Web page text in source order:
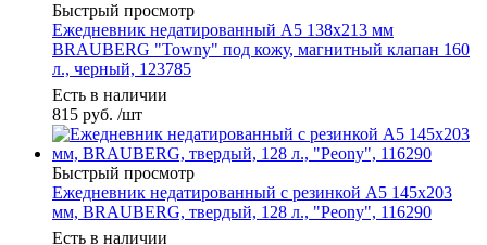
Быстрый просмотр
Ежедневник недатированный А5 138х213 мм
BRAUBERG "Towny" под кожу, магнитный клапан 160
л., черный, 123785
Есть в наличии
815 руб. /шт
Быстрый просмотр
Ежедневник недатированный с резинкой А5 145х203
мм, BRAUBERG, твердый, 128 л., "Peony", 116290
Есть в наличии